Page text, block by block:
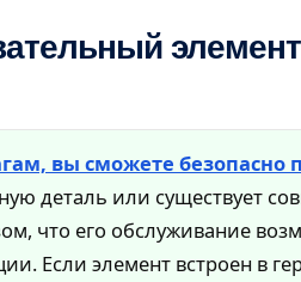
вы сможете безопасно
деталь или существует
что его обслуживание
Если элемент встроен в